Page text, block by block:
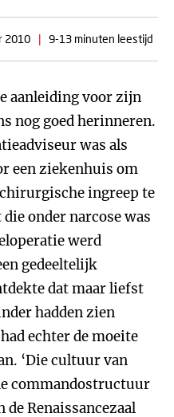
2010 | 9-13 minuten leestijd
aanleiding voor zijn
nog goed herinneren.
was als
een ziekenhuis om
ingreep te
onder narcose was
werd
gedeeltelijk
dat maar liefst
hadden zien
echter de moeite
‘Die cultuur van
commandostructuur
Renaissancezaal